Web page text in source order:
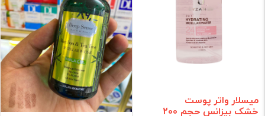
میسلار واتر پوست
خشک بیزانس حجم 200